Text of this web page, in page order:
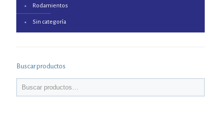
Rodamientos
Sin categoría
Buscar productos